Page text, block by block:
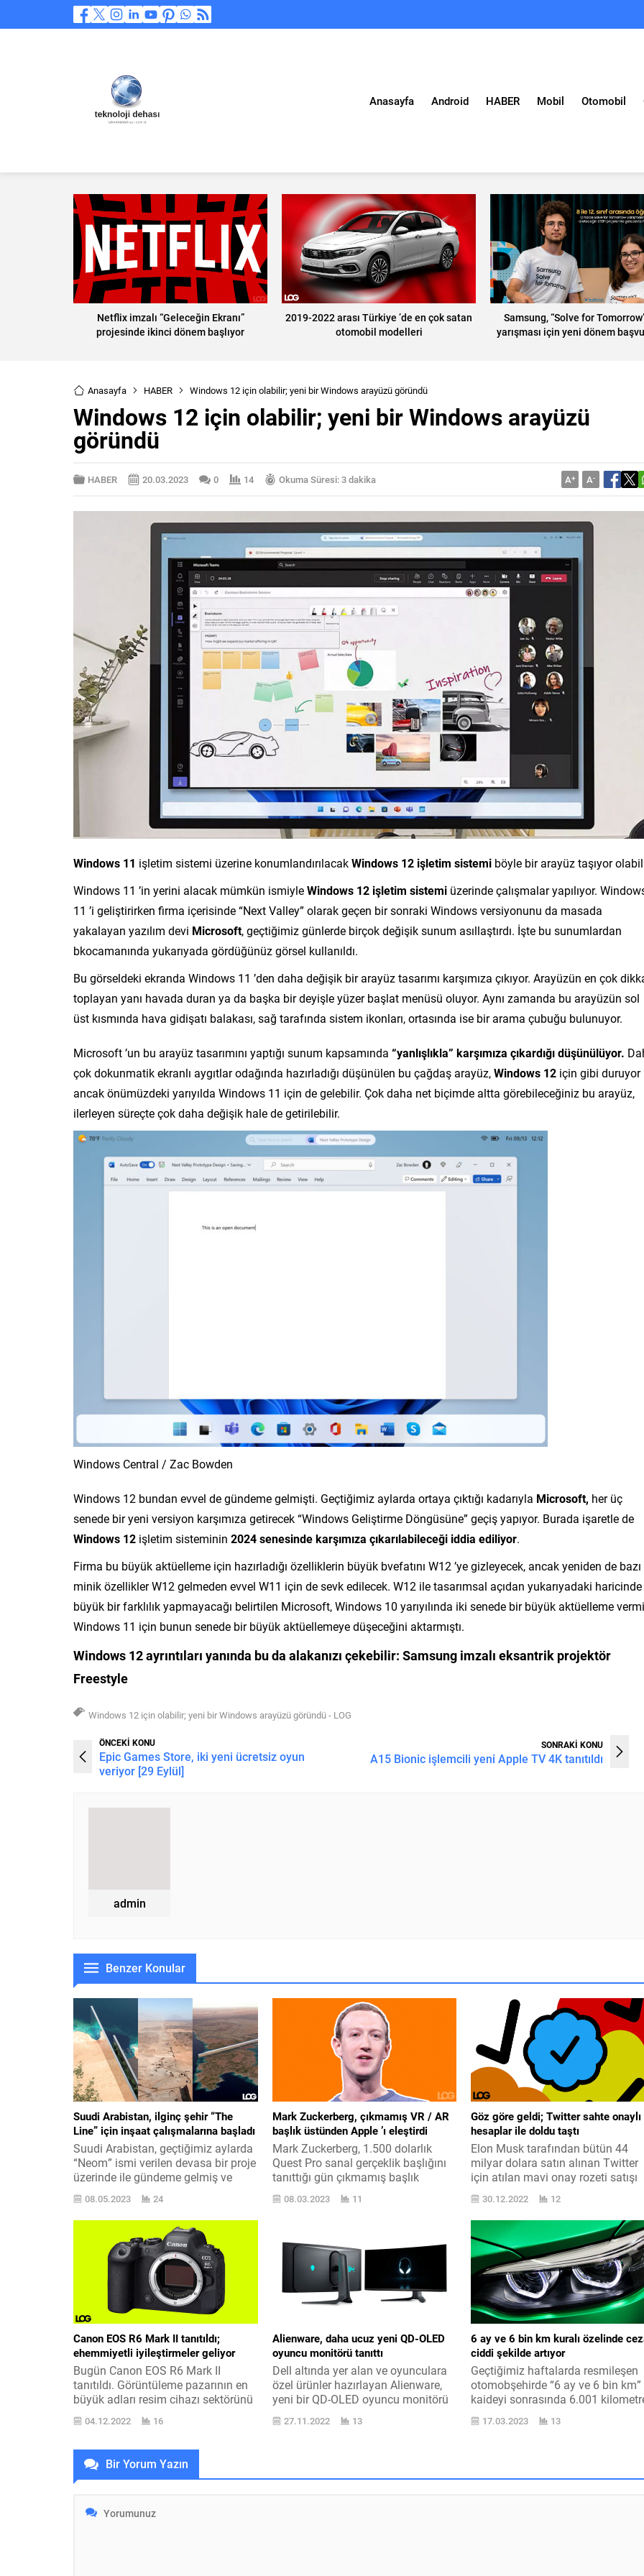
Anasayfa Android HABER Mobil Otomobil
Netflix imzalı “Geleceğin Ekranı”
projesinde ikinci dönem başlıyor
2019-2022 arası Türkiye ’de en çok satan
otomobil modelleri
Samsung, “Solve for
yarışması için yeni dönem
Anasayfa HABER Windows 12 için olabilir; yeni bir Windows arayüzü göründü
Windows 12 için olabilir; yeni bir Windows arayüzü
göründü
HABER 20.03.2023 0 14 Okuma Süresi: 3 dakika A+ A-
Windows 11 işletim sistemi üzerine konumlandırılacakWindows 12 işletim sistemi böyle bir arayüz taşıyor
Windows 11 ’in yerini alacak mümkün ismiyleWindows 12 işletim sistemi üzerinde çalışmalar yapılıyor.
11 ’i geliştirirken firma içerisinde “Next Valley” olarak geçen bir sonraki Windows versiyonunu da masada
yakalayan yazılım devi Microsoft, geçtiğimiz günlerde birçok değişik sunum asıllaştırdı. İşte bu sunumlardan
bkocamanında yukarıyada gördüğünüz görsel kullanıldı.
Bu görseldeki ekranda Windows 11 ’den daha değişik bir arayüz tasarımı karşımıza çıkıyor. Arayüzün en çok
toplayan yanı havada duran ya da başka bir deyişle yüzer başlat menüsü oluyor. Aynı zamanda bu arayüzün sol
üst kısmında hava gidişatı balakası, sağ tarafında sistem ikonları, ortasında ise bir arama çubuğu bulunuyor.
Microsoft ’un bu arayüz tasarımını yaptığı sunum kapsamında “yanlışlıkla” karşımıza çıkardığı düşünülüyor.
çok dokunmatik ekranlı aygıtlar odağında hazırladığı düşünülen bu çağdaş arayüz,Windows 12 için gibi duruyor
ancak önümüzdeki yarıyılda Windows 11 için de gelebilir. Çok daha net biçimde altta görebileceğiniz bu arayüz,
ilerleyen süreçte çok daha değişik hale de getirilebilir.
Windows Central / Zac Bowden
Windows 12 bundan evvel de gündeme gelmişti. Geçtiğimiz aylarda ortaya çıktığı kadarıyla Microsoft, her üç
senede bir yeni versiyon karşımıza getirecek “Windows Geliştirme Döngüsüne” geçiş yapıyor. Burada işaretle de
Windows 12 işletim sisteminin 2024senesinde karşımıza çıkarılabileceği iddia ediliyor.
Firma bu büyük aktüelleme için hazırladığı özelliklerin büyük bvefatını W12 ’ye gizleyecek, ancak yeniden de bazı
minik özellikler W12 gelmeden evvel W11 için de sevk edilecek. W12 ile tasarımsal açıdan yukarıyadaki haricinde
büyük bir farklılık yapmayacağı belirtilen Microsoft, Windows 10 yarıyılında iki senede bir büyük aktüelleme
Windows 11 için bunun senede bir büyük aktüellemeye düşeceğini aktarmıştı.
Windows 12 ayrıntıları yanında bu da alakanızı çekebilir: Samsung imzalı eksantrik projektör
Freestyle
Windows 12 için olabilir; yeni bir Windows arayüzü göründü - LOG
ÖNCEKİ KONU
Epic Games Store, iki yeni ücretsiz oyun
veriyor [29 Eylül]
SONRAKİ KONU
A15 Bionic işlemcili yeni Apple TV 4K tanıtıldı
admin
Benzer Konular
Suudi Arabistan, ilginç şehir “The
Line” için inşaat çalışmalarına başladı
Suudi Arabistan, geçtiğimiz aylarda
“Neom” ismi verilen devasa bir proje
üzerinde ile gündeme gelmiş ve
burada en çok “The Line” dikkat
toplamıştı. Suudi Arabistan, elindeki
büyük petrol kazancını kullanarak
geleceğin yaşam alanları üzerinde
çalışıyor. Küresel ısınmanın tesiriyle
çöl üzerinde daha yaşanabilir
civarlar kurmak isteyen ülke, bu
bağlamda “Neom” ismi altında...
08.05.2023 24
Mark Zuckerberg, çıkmamış VR / AR
başlık üstünden Apple ’ı eleştirdi
Mark Zuckerberg, 1.500 dolarlık
Quest Pro sanal gerçeklik başlığını
tanıttığı gün çıkmamış başlık
üstünden Apple ’ı tenkit etti. Meta
’nın CEO ’su Mark Zuckerberg,
metaverse özelinde Apple ile çok
derin ve felsefi bir rekabet
içerisinde” demişti. Meta alanda
Apple ’ın kendilerine rakip olacağını
düşünüyor...
08.03.2023 11
Göz göre geldi; Twitter sahte onaylı
hesaplar ile doldu taştı
Elon Musk tarafından bütün 44
milyar dolara satın alınan Twitter
için atılan mavi onay rozeti satışı
saldırısı, elbette büyük bir
yarattı. Elon Musk, biliyorsunuz
geçtiğimiz hafta daha evvel aylık
4,99 dolar olan Twitter Blue
aboneliğinin bundan sonra aylık 8
dolar olacağını duyurdu. İşte bu
aboneliğin içerisinde artık mavi
onay...
30.12.2022 12
Canon EOS R6 Mark II tanıtıldı;
ehemmiyetli iyileştirmeler geliyor
Bugün Canon EOS R6 Mark II
tanıtıldı. Görüntüleme pazarının en
büyük adları resim cihazı sektörünü
boş bırakmıyor. Resim cihazı pazarı
aralıksız olarak küçülüyor. Bunun
sürükleyen uslu telefonlar yer alıyor.
Artık çoğu birey resim sürüklemeyi
çok beğeniyor olmasına karşın ayrı
04.12.2022 16
Alienware, daha ucuz yeni QD-OLED
oyuncu monitörü tanıttı
Dell altında yer alan ve oyunculara
özel ürünler hazırlayan Alienware,
yeni bir QD-OLED oyuncu monitörü
tanıttı. Alienware, bütün 1.299
dolarlık QD-OLED oyuncu monitörü
27.11.2022 13
6 ay ve 6 bin km kuralı özelinde
ciddi şekilde artıyor
Geçtiğimiz haftalarda resmileşen
otomobşehirde “6 ay ve 6 bin km”
kaideyi sonrasında 6.001
duyurular ortaya çıkmıştı. Hali
Hazırda bilmeyenler için Ticaret
17.03.2023 13
Bir Yorum Yazın